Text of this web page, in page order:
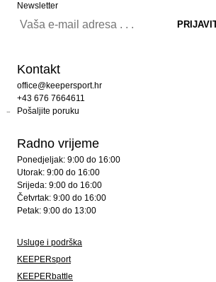
Newsletter
Kontakt
office@keepersport.hr
+43 676 7664611
Pošaljite poruku
Radno vrijeme
Ponedjeljak: 9:00 do 16:00
Utorak: 9:00 do 16:00
Srijeda: 9:00 do 16:00
Četvrtak: 9:00 do 16:00
Petak: 9:00 do 13:00
Usluge i podrška
KEEPERsport
KEEPERbattle